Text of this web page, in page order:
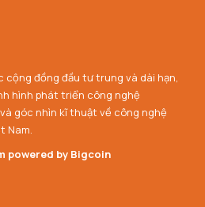
cộng đồng đầu tư trung và dài hạn,
hình phát triển công nghệ
góc nhìn kĩ thuật về công nghệ
Nam.
powered by Bigcoin